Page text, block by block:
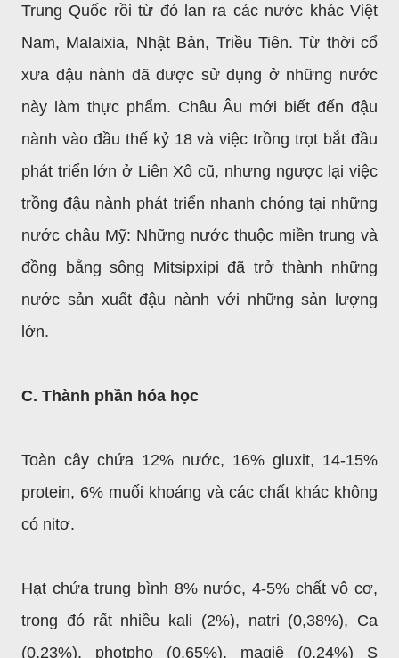
Trung Quốc rồi từ đó lan ra các nước khác Việt
Nam, Malaixia, Nhật Bản, Triều Tiên. Từ thời cổ
xưa đậu nành đã được sử dụng ở những nước
này làm thực phẩm. Châu Âu mới biết đến đậu
nành vào đầu thế kỷ 18 và việc trồng trọt bắt đầu
phát triển lớn ở Liên Xô cũ, nhưng ngược lại việc
trồng đậu nành phát triển nhanh chóng tại những
nước châu Mỹ: Những nước thuộc miền trung và
đồng bằng sông Mitsipxipi đã trở thành những
nước sản xuất đậu nành với những sản lượng
lớn.
C. Thành phần hóa học
Toàn cây chứa 12% nước, 16% gluxit, 14-15%
protein, 6% muối khoáng và các chất khác không
có nitơ.
Hạt chứa trung bình 8% nước, 4-5% chất vô cơ,
trong đó rất nhiều kali (2%), natri (0,38%), Ca
(0,23%), photpho (0,65%), magiê (0,24%) S